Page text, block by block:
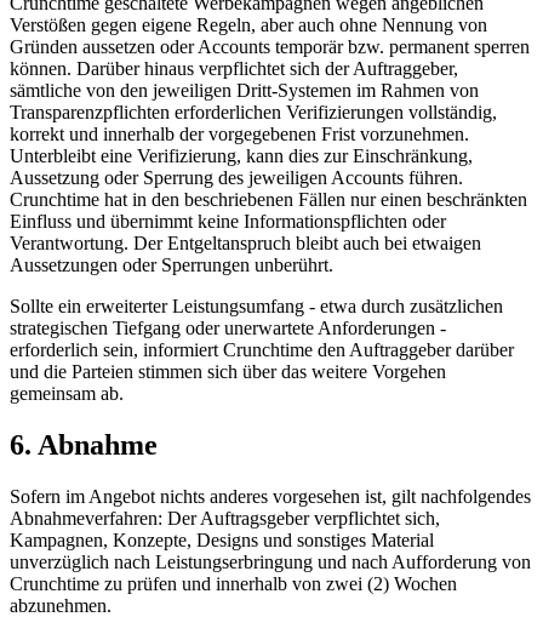
Verstößen gegen eigene Regeln, aber auch ohne Nennung von
Gründen aussetzen oder Accounts temporär bzw. permanent sperren
können. Darüber hinaus verpflichtet sich der Auftraggeber,
sämtliche von den jeweiligen Dritt-Systemen im Rahmen von
Transparenzpflichten erforderlichen Verifizierungen vollständig,
korrekt und innerhalb der vorgegebenen Frist vorzunehmen.
Unterbleibt eine Verifizierung, kann dies zur Einschränkung,
Aussetzung oder Sperrung des jeweiligen Accounts führen.
Crunchtime hat in den beschriebenen Fällen nur einen beschränkten
Einfluss und übernimmt keine Informationspflichten oder
Verantwortung. Der Entgeltanspruch bleibt auch bei etwaigen
Aussetzungen oder Sperrungen unberührt.
Sollte ein erweiterter Leistungsumfang - etwa durch zusätzlichen
strategischen Tiefgang oder unerwartete Anforderungen -
erforderlich sein, informiert Crunchtime den Auftraggeber darüber
und die Parteien stimmen sich über das weitere Vorgehen
gemeinsam ab.
6. Abnahme
Sofern im Angebot nichts anderes vorgesehen ist, gilt nachfolgendes
Abnahmeverfahren: Der Auftragsgeber verpflichtet sich,
Kampagnen, Konzepte, Designs und sonstiges Material
unverzüglich nach Leistungserbringung und nach Aufforderung von
Crunchtime zu prüfen und innerhalb von zwei (2) Wochen
abzunehmen.